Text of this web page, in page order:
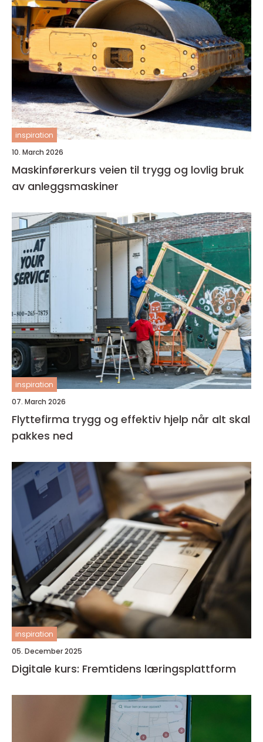
inspiration
10. March 2026
Maskinførerkurs veien til trygg og lovlig bruk
av anleggsmaskiner
inspiration
07. March 2026
Flyttefirma trygg og effektiv hjelp når alt skal
pakkes ned
inspiration
05. December 2025
Digitale kurs: Fremtidens læringsplattform